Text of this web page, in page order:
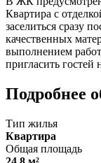
Квартира с
заселиться сразу
качественных
выполнением
пригласить гостей
Подробнее
Тип жилья
Квартира
Общая площадь